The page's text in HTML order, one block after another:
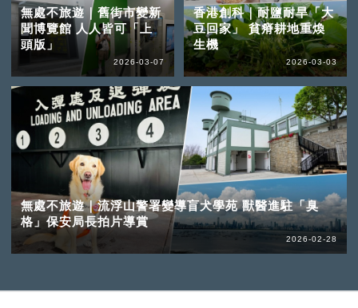
無處不旅遊｜舊街市變新
聞博覽館 人人皆可「上
頭版」
2026-03-07
香港創科｜耐鹽耐旱「大
豆回家」 貧瘠耕地重煥
生機
2026-03-03
無處不旅遊｜流浮山警署變導盲犬學苑 獸醫進駐「臭
格」保安局長拍片導賞
2026-02-28